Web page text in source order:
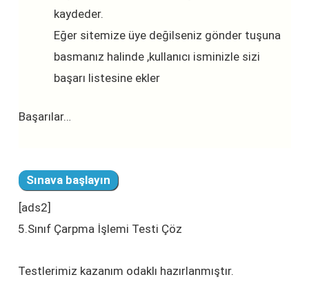
kaydeder.
Eğer sitemize üye değilseniz gönder tuşuna
basmanız halinde ,kullanıcı isminizle sizi
başarı listesine ekler
Başarılar…
[ads2]
5.Sınıf Çarpma İşlemi Testi Çöz
Testlerimiz kazanım odaklı hazırlanmıştır.